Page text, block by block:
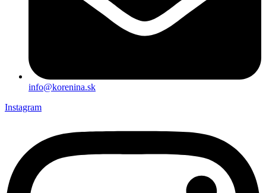
info@korenina.sk
Instagram